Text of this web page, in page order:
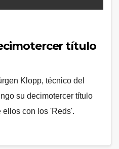
título
Klopp, técnico del
su decimotercer título
ellos con los 'Reds'.